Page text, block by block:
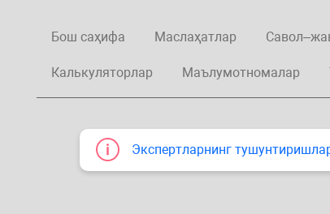
Бош саҳифа Маслаҳатлар
Калькуляторлар Маълумотномалар
Экспертларнинг